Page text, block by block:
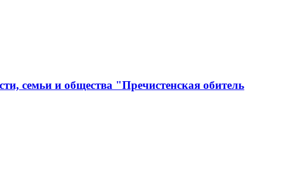
семьи и общества "Пречистенская обитель